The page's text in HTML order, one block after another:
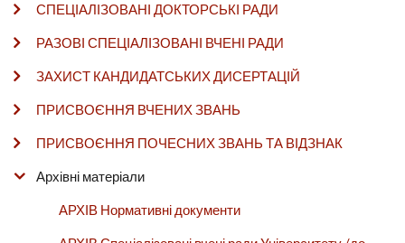
СПЕЦІАЛІЗОВАНІ ДОКТОРСЬКІ РАДИ
РАЗОВІ СПЕЦІАЛІЗОВАНІ ВЧЕНІ РАДИ
ЗАХИСТ КАНДИДАТСЬКИХ ДИСЕРТАЦІЙ
ПРИСВОЄННЯ ВЧЕНИХ ЗВАНЬ
ПРИСВОЄННЯ ПОЧЕСНИХ ЗВАНЬ ТА ВІДЗНАК
Архівні матеріали
АРХІВ Нормативні документи